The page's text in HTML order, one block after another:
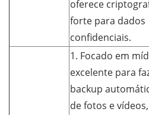
oferece
forte para dados
confidenciais.
1. Focado em
excelente para
backup
de fotos e vídeos,